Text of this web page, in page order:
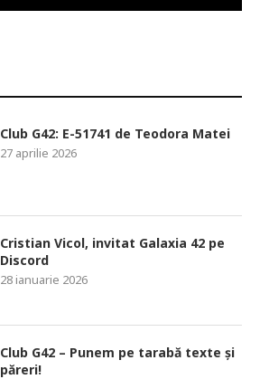
Club G42: E-51741 de Teodora Matei
27 aprilie 2026
Cristian Vicol, invitat Galaxia 42 pe
Discord
28 ianuarie 2026
Club G42 – Punem pe tarabă texte și
păreri!